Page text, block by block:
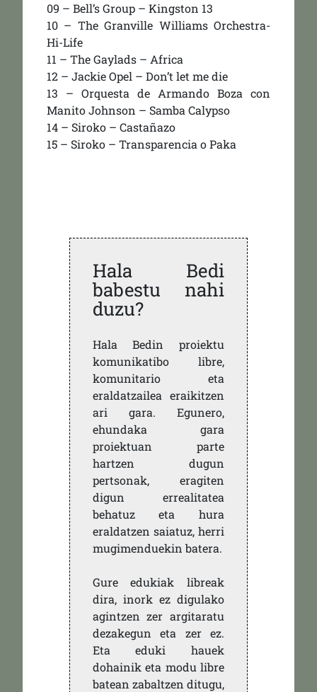
09 – Bell’s Group – Kingston 13
10 – The Granville Williams Orchestra-
Hi-Life
11 – The Gaylads – Africa
12 – Jackie Opel – Don’t let me die
13 – Orquesta de Armando Boza con
Manito Johnson – Samba Calypso
14 – Siroko – Castañazo
15 – Siroko – Transparencia o Paka
Hala Bedi
babestu nahi
duzu?
Hala Bedin proiektu
komunikatibo libre,
komunitario eta
eraldatzailea eraikitzen
ari gara. Egunero,
ehundaka gara
proiektuan parte
hartzen dugun
pertsonak, eragiten
digun errealitatea
behatuz eta hura
eraldatzen saiatuz, herri
mugimenduekin batera.
Gure edukiak libreak
dira, inork ez digulako
agintzen zer argitaratu
dezakegun eta zer ez.
Eta eduki hauek
dohainik eta modu libre
batean zabaltzen ditugu,